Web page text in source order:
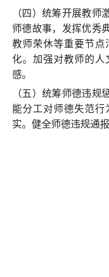
（四）统筹开展教师
师德故事，发挥优秀
教师荣休等重要节
化。加强对教师的
感。
（五）统筹师德违规
能分工对师德失范
实。健全师德违规通